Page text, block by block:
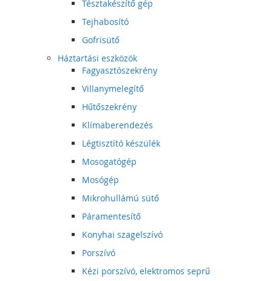
Tésztakészítő gép
Tejhabosító
Gofrisütő
Háztartási eszközök
Fagyasztószekrény
Villanymelegítő
Hűtőszekrény
Klímaberendezés
Légtisztító készülék
Mosogatógép
Mosógép
Mikrohullámú sütő
Páramentesítő
Konyhai szagelszívó
Porszívó
Kézi porszívó, elektromos seprű